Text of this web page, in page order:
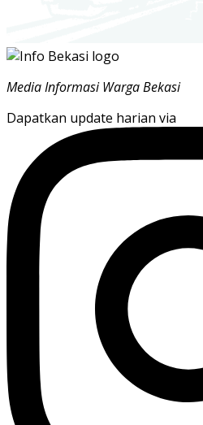
Media Informasi Warga Bekasi
Dapatkan update harian via